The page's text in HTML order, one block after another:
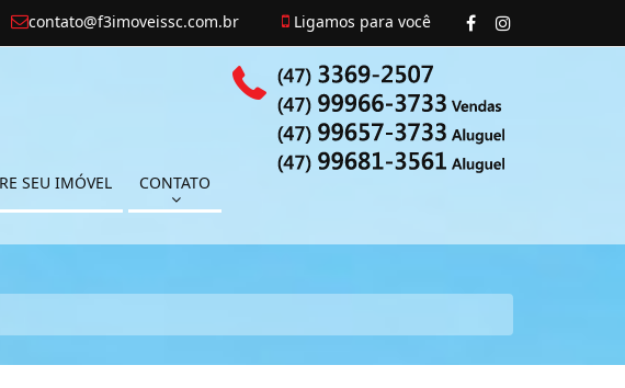
Ligamos para você
contato@f3imoveissc.com.br
SEU IMÓVEL CONTATO